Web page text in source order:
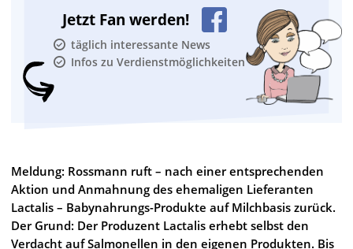
Jetzt Fan werden!
täglich interessante News
Infos zu Verdienstmöglichkeiten
Meldung: Rossmann ruft – nach einer entsprechenden
Aktion und Anmahnung des ehemaligen Lieferanten
Lactalis – Babynahrungs-Produkte auf Milchbasis zurück.
Der Grund: Der Produzent Lactalis erhebt selbst den
Verdacht auf Salmonellen in den eigenen Produkten. Bis